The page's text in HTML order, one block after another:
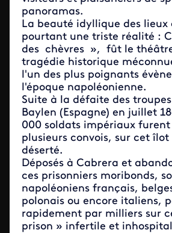
panoramas.
La beauté idyllique des lieux
pourtant une triste réalité :
des chèvres », fût le
tragédie historique
l'un des plus poignants
l'époque napoléonienne.
Suite à la défaite des
Baylen (Espagne) en juillet
000 soldats impériaux furent
plusieurs convois, sur cet îlot
déserté.
Déposés à Cabrera et
ces prisonniers moribonds,
napoléoniens français,
polonais ou encore italiens,
rapidement par milliers sur
prison » infertile et